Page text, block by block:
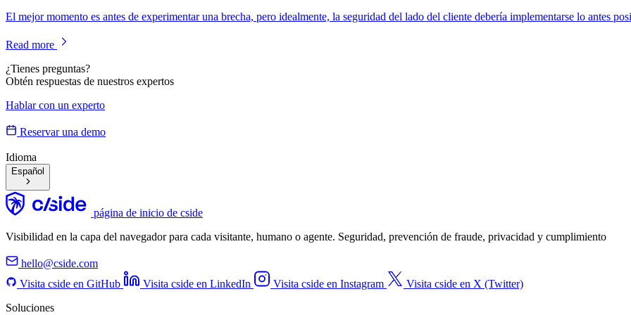
El mejor momento es antes de experimentar una brecha, pero idealmente, la seguridad del lado del cliente debería implementarse lo antes
Read more
¿Tienes preguntas?
Obtén respuestas de nuestros expertos
Hablar con un experto
Reservar una demo
Idioma
Español
página de inicio de cside
Visibilidad en la capa del navegador para cada visitante, humano o agente. Seguridad, prevención de fraude, privacidad y cumplimiento
hello@cside.com
Visita cside en GitHub
Visita cside en LinkedIn Visita cside en Instagram
Visita cside en X (Twitter)
Soluciones